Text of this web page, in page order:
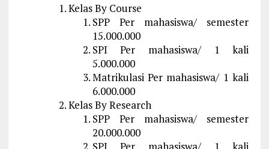
Kelas By Course
SPP Per mahasiswa/ semester
15.000.000
SPI Per mahasiswa/ 1 kali
5.000.000
Matrikulasi Per mahasiswa/ 1 kali
6.000.000
Kelas By Research
SPP Per mahasiswa/ semester
20.000.000